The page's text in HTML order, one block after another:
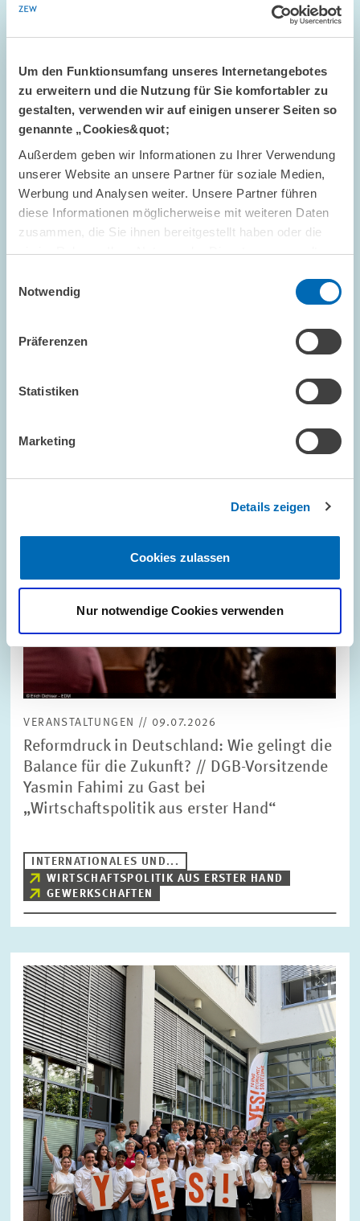
Um den Funktionsumfang unseres Internetangebotes
zu erweitern und die Nutzung für Sie komfortabler zu
gestalten, verwenden wir auf einigen unserer Seiten so
genannte „Cookies&quot;
Außerdem geben wir Informationen zu Ihrer Verwendung
unserer Website an unsere Partner für soziale Medien,
Werbung und Analysen weiter. Unsere Partner führen
diese Informationen möglicherweise mit weiteren Daten
zusammen, die Sie ihnen bereitgestellt haben oder die
sie im Rahmen Ihrer Nutzung der Dienste gesammelt
Notwendig
Präferenzen
Statistiken
Marketing
Details zeigen
Cookies zulassen
Nur notwendige Cookies verwenden
STANDPUNKT // 16.07.2026
Mehr Flexibilität ist nicht automatisch
besser: Die ETS-Reform darf das Preissignal
nicht entkernen // Standpunkt von Sebastian
GESCHÄFTSFÜHRUNG
Bild
vergrößerter
VERANSTALTUNGEN // 09.07.2026
Reformdruck in Deutschland: Wie gelingt die
Balance für die Zukunft? // DGB-Vorsitzende
Yasmin Fahimi zu Gast bei
„Wirtschaftspolitik aus erster Hand“
INTERNATIONALES UND...
WIRTSCHAFTSPOLITIK AUS ERSTER HAND
GEWERKSCHAFTEN
Bild
öffnet
in
vergrößerter
Ansicht